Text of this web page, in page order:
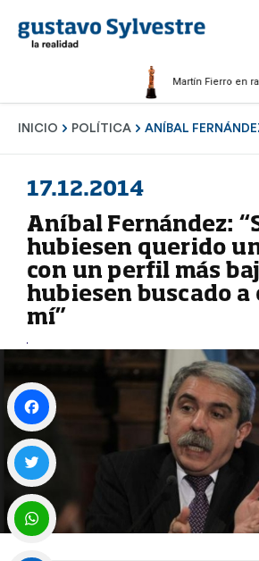
Martín Fierro en radio
INICIO POLÍTICA ANÍBAL
17.12.2014
Aníbal Fernández:
hubiesen querido
con un perfil más
hubiesen buscado a
mí”
Facebook
Twitter
WhatsApp